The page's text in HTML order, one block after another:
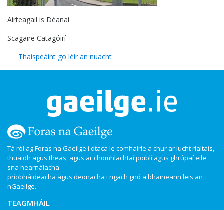
Airteagail is Déanaí
Scagaire Catagóirí
Thaispeáint go léir an nuacht
Tá ról ag Foras na Gaeilge i dtaca le comhairle a chur ar lucht rialtais,
thuaidh agus theas, agus ar chomhlachtaí poiblí agus ghrúpaí eile
sna hearnálacha
príobháideacha agus deonacha i ngach gnó a bhaineann leis an
nGaeilge.
TEAGMHÁIL